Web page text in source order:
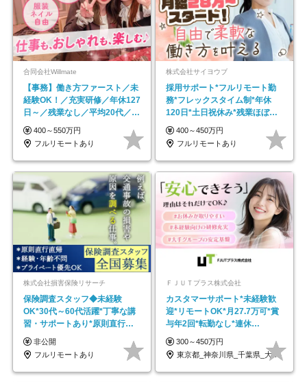
合同会社Willmate
【事務】働き方ファースト／未
経験OK！／充実研修／年休127
日～／残業なし／平均20代／リ
モートOK
400～550万円
フルリモートあり
株式会社サイヨウブ
採用サポート*フルリモート勤
務*フレックスタイム制*年休
120日*土日祝休み*残業ほぼな
し*育児中社員8割以上
400～450万円
フルリモートあり
株式会社損害保険リサーチ
保険調査スタッフ◆未経験
OK*30代～60代活躍*丁寧な講
習・サポートあり*原則直行直
帰／全国募集・業務委託
非公開
フルリモートあり
ＦＪＵＴプラス株式会社
カスタマーサポート*未経験歓
迎*リモートOK*月27.7万可*賞
与年2回*転勤なし*連休
OK/ZE010232
300～450万円
東京都_神奈川県_千葉県_大阪府_愛知県…